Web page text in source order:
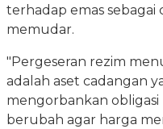
terhadap emas
memudar.
"Pergeseran rezim
adalah aset cadangan
mengorbankan
berubah agar harga